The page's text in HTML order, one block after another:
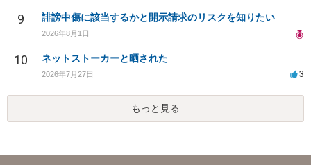
9 誹謗中傷に該当するかと開示請求のリスクを知りたい
2026年8月1日
10 ネットストーカーと晒された
2026年7月27日 3
もっと見る